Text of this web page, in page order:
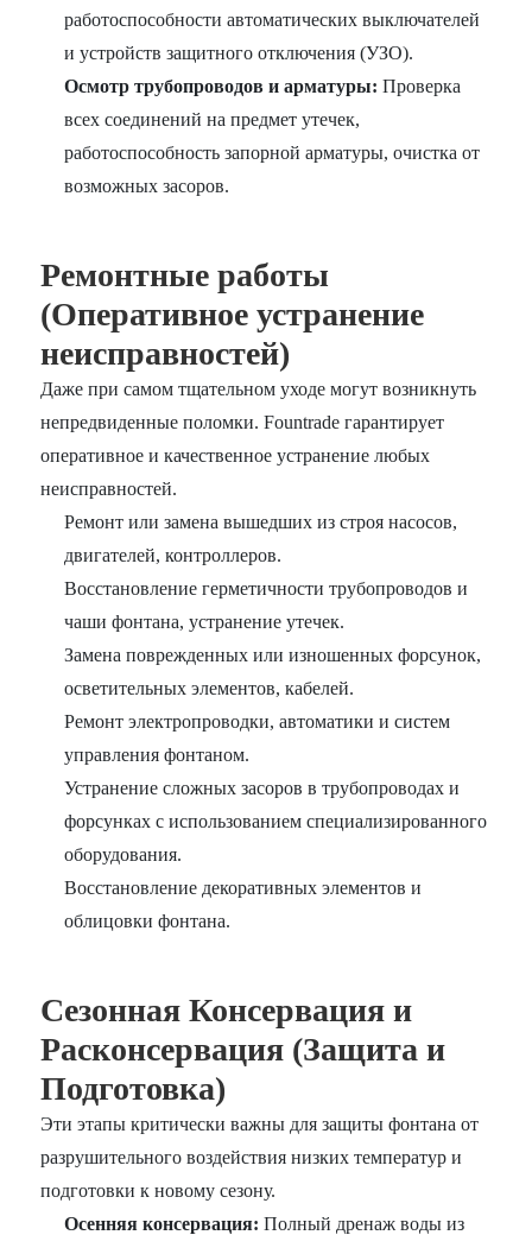
работоспособности автоматических выключателей
и устройств защитного отключения (УЗО).
Осмотр трубопроводов и арматуры: Проверка
всех соединений на предмет утечек,
работоспособность запорной арматуры, очистка от
возможных засоров.
Ремонтные работы
(Оперативное устранение
неисправностей)
Даже при самом тщательном уходе могут возникнуть
непредвиденные поломки. Fountrade гарантирует
оперативное и качественное устранение любых
неисправностей.
Ремонт или замена вышедших из строя насосов,
двигателей, контроллеров.
Восстановление герметичности трубопроводов и
чаши фонтана, устранение утечек.
Замена поврежденных или изношенных форсунок,
осветительных элементов, кабелей.
Ремонт электропроводки, автоматики и систем
управления фонтаном.
Устранение сложных засоров в трубопроводах и
форсунках с использованием специализированного
оборудования.
Восстановление декоративных элементов и
облицовки фонтана.
Сезонная Консервация и
Расконсервация (Защита и
Подготовка)
Эти этапы критически важны для защиты фонтана от
разрушительного воздействия низких температур и
подготовки к новому сезону.
Осенняя консервация: Полный дренаж воды из